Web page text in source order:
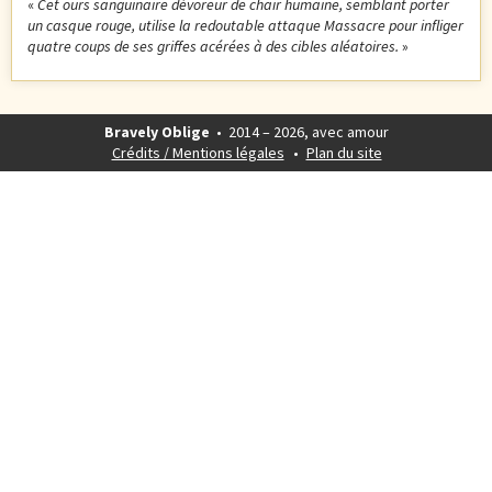
«Cet ours sanguinaire dévoreur de chair humaine, semblant porter
un casque rouge, utilise la redoutable attaque Massacre pour infliger
quatre coups de ses griffes acérées à des cibles aléatoires. »
Bravely Oblige • 2014 – 2026, avec amour
Crédits / Mentions légales
Plan du site